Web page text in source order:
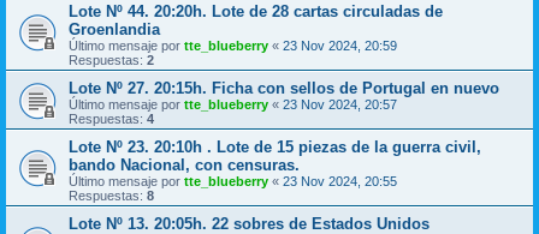
Lote Nº 44. 20:20h. Lote de 28 cartas circuladas de
Groenlandia
Último mensaje por tte_blueberry « 23 Nov 2024, 20:59
Respuestas: 2
Lote Nº 27. 20:15h. Ficha con sellos de Portugal en nuevo
Último mensaje por tte_blueberry « 23 Nov 2024, 20:57
Respuestas: 4
Lote Nº 23. 20:10h . Lote de 15 piezas de la guerra civil,
bando Nacional, con censuras.
Último mensaje por tte_blueberry « 23 Nov 2024, 20:55
Respuestas: 8
Lote Nº 13. 20:05h. 22 sobres de Estados Unidos